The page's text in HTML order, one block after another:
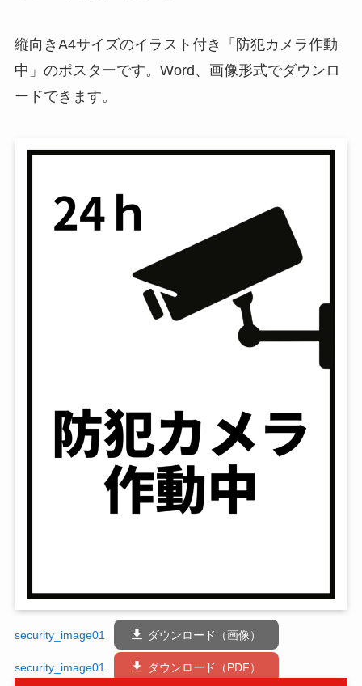
縦向きA4サイズのイラスト付き「防犯カメラ作動
中」のポスターです。Word、画像形式でダウンロ
ードできます。
security_image01 ダウンロード（画像）
security_image01 ダウンロード（PDF）